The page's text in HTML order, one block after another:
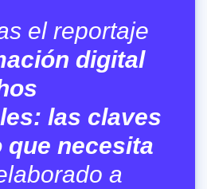
el reportaje
digital
las claves
que necesita
a